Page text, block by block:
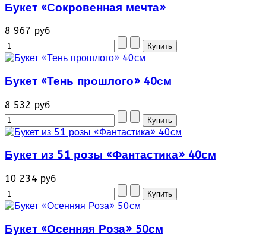
Букет «Сокровенная мечта»
8 967 руб
Букет «Тень прошлого» 40см
8 532 руб
Букет из 51 розы «Фантастика» 40см
10 234 руб
Букет «Осенняя Роза» 50см